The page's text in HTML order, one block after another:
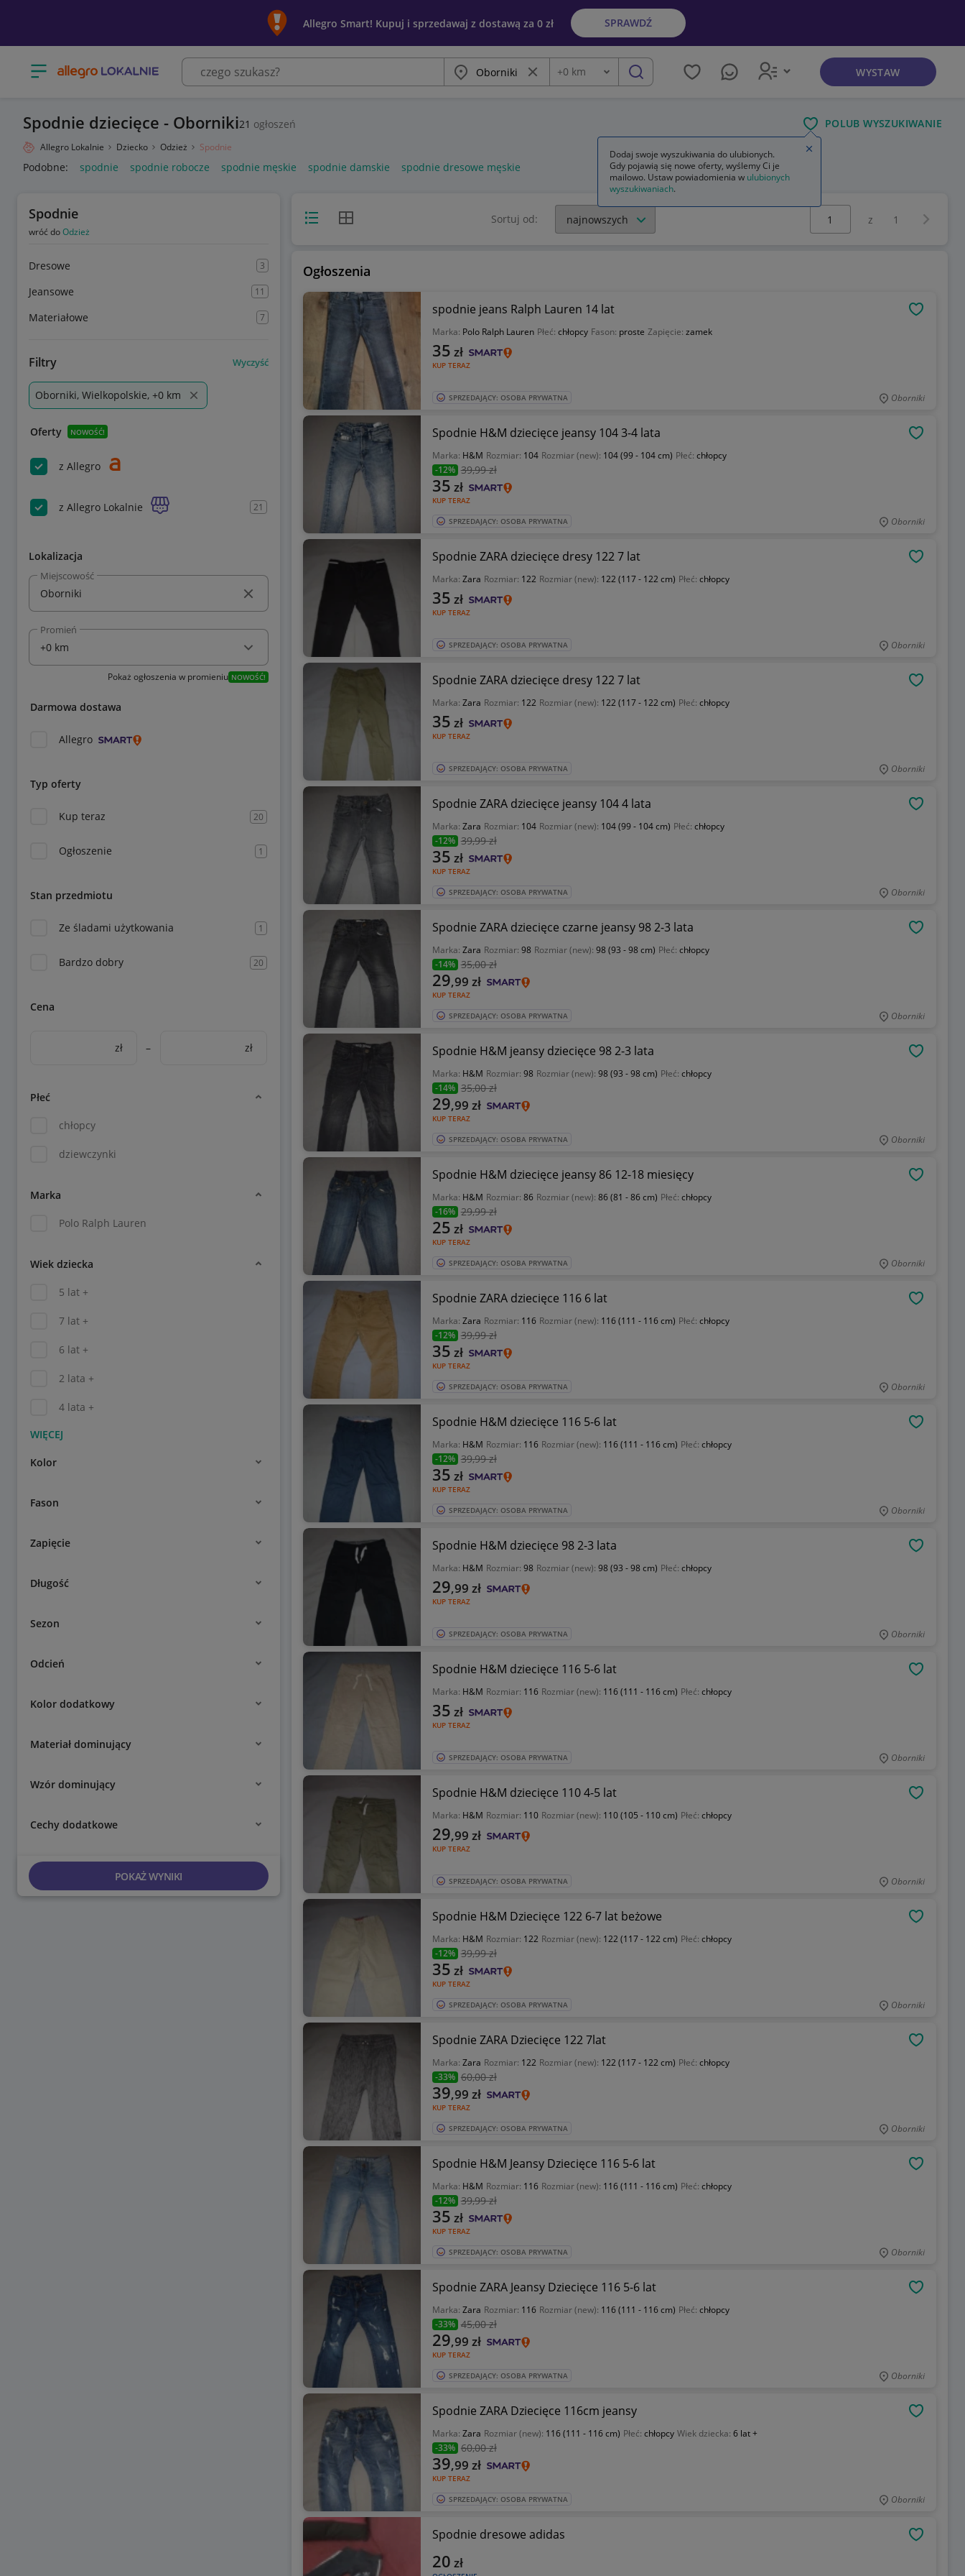
Allegro Smart! Kupuj i sprzedawaj z dostawą za 0 zł SPRAWDŹ
Otwórz menu z kategoriami Miasto Wyczyść frazę
Odległość
+0 km szukaj WYSTAW
Spodnie dziecięce - Oborniki21 ogłoszeń POLUB WYSZUKIWANIE
Allegro Lokalnie Dziecko Odzież Spodnie
Podobne: spodnie spodnie robocze spodnie męskie spodnie damskie spodnie dresowe męskie
Spodnie
wróć doOdzież
Dresowe 3
Jeansowe 11
Materiałowe 7
Filtry Wyczyść
Oborniki, Wielkopolskie, +0 km
Oferty NOWOŚĆ!
z Allegro
z Allegro Lokalnie 21
Lokalizacja
Miejscowość
Promień
Pokaż ogłoszenia w promieniu NOWOŚĆ!
Darmowa dostawa
Allegro
Typ oferty
Kup teraz 20
Ogłoszenie 1
Stan przedmiotu
Ze śladami użytkowania 1
Bardzo dobry 20
Cena
zł – zł
Płeć
chłopcy
dziewczynki
Marka
Polo Ralph Lauren
Wiek dziecka
5 lat +
7 lat +
6 lat +
2 lata +
4 lata +
Kolor
Fason
Zapięcie
Długość
Sezon
Odcień
Kolor dodatkowy
Materiał dominujący
Wzór dominujący
Cechy dodatkowe
POKAŻ WYNIKI
Widok listyWidok siatki Sortuj od:
Wybierz stronę:
z 1
Ogłoszenia
spodnie jeans Ralph Lauren 14 lat
Marka: Polo Ralph Lauren Płeć: chłopcy Fason: proste Zapięcie: zamek
KUP TERAZ
35 zł
SPRZEDAJĄCY: OSOBA PRYWATNA Oborniki
Spodnie H&M dziecięce jeansy 104 3-4 lata
Marka: H&M Rozmiar: 104 Rozmiar (new): 104 (99 - 104 cm) Płeć: chłopcy
-12% 39,99 zł
KUP TERAZ
35 zł
SPRZEDAJĄCY: OSOBA PRYWATNA Oborniki
Spodnie ZARA dziecięce dresy 122 7 lat
Marka: Zara Rozmiar: 122 Rozmiar (new): 122 (117 - 122 cm) Płeć: chłopcy
KUP TERAZ
35 zł
SPRZEDAJĄCY: OSOBA PRYWATNA Oborniki
Spodnie ZARA dziecięce dresy 122 7 lat
Marka: Zara Rozmiar: 122 Rozmiar (new): 122 (117 - 122 cm) Płeć: chłopcy
KUP TERAZ
35 zł
SPRZEDAJĄCY: OSOBA PRYWATNA Oborniki
Spodnie ZARA dziecięce jeansy 104 4 lata
Marka: Zara Rozmiar: 104 Rozmiar (new): 104 (99 - 104 cm) Płeć: chłopcy
-12% 39,99 zł
KUP TERAZ
35 zł
SPRZEDAJĄCY: OSOBA PRYWATNA Oborniki
Spodnie ZARA dziecięce czarne jeansy 98 2-3 lata
Marka: Zara Rozmiar: 98 Rozmiar (new): 98 (93 - 98 cm) Płeć: chłopcy
-14% 35,00 zł
KUP TERAZ
29,99 zł
SPRZEDAJĄCY: OSOBA PRYWATNA Oborniki
Spodnie H&M jeansy dziecięce 98 2-3 lata
Marka: H&M Rozmiar: 98 Rozmiar (new): 98 (93 - 98 cm) Płeć: chłopcy
-14% 35,00 zł
KUP TERAZ
29,99 zł
SPRZEDAJĄCY: OSOBA PRYWATNA Oborniki
Spodnie H&M dziecięce jeansy 86 12-18 miesięcy
Marka: H&M Rozmiar: 86 Rozmiar (new): 86 (81 - 86 cm) Płeć: chłopcy
-16% 29,99 zł
KUP TERAZ
25 zł
SPRZEDAJĄCY: OSOBA PRYWATNA Oborniki
Spodnie ZARA dziecięce 116 6 lat
Marka: Zara Rozmiar: 116 Rozmiar (new): 116 (111 - 116 cm) Płeć: chłopcy
-12% 39,99 zł
KUP TERAZ
35 zł
SPRZEDAJĄCY: OSOBA PRYWATNA Oborniki
Spodnie H&M dziecięce 116 5-6 lat
Marka: H&M Rozmiar: 116 Rozmiar (new): 116 (111 - 116 cm) Płeć: chłopcy
-12% 39,99 zł
KUP TERAZ
35 zł
SPRZEDAJĄCY: OSOBA PRYWATNA Oborniki
Spodnie H&M dziecięce 98 2-3 lata
Marka: H&M Rozmiar: 98 Rozmiar (new): 98 (93 - 98 cm) Płeć: chłopcy
KUP TERAZ
29,99 zł
SPRZEDAJĄCY: OSOBA PRYWATNA Oborniki
Spodnie H&M dziecięce 116 5-6 lat
Marka: H&M Rozmiar: 116 Rozmiar (new): 116 (111 - 116 cm) Płeć: chłopcy
KUP TERAZ
35 zł
SPRZEDAJĄCY: OSOBA PRYWATNA Oborniki
Spodnie H&M dziecięce 110 4-5 lat
Marka: H&M Rozmiar: 110 Rozmiar (new): 110 (105 - 110 cm) Płeć: chłopcy
KUP TERAZ
29,99 zł
SPRZEDAJĄCY: OSOBA PRYWATNA Oborniki
Spodnie H&M Dziecięce 122 6-7 lat beżowe
Marka: H&M Rozmiar: 122 Rozmiar (new): 122 (117 - 122 cm) Płeć: chłopcy
-12% 39,99 zł
KUP TERAZ
35 zł
SPRZEDAJĄCY: OSOBA PRYWATNA Oborniki
Spodnie ZARA Dziecięce 122 7lat
Marka: Zara Rozmiar: 122 Rozmiar (new): 122 (117 - 122 cm) Płeć: chłopcy
-33% 60,00 zł
KUP TERAZ
39,99 zł
SPRZEDAJĄCY: OSOBA PRYWATNA Oborniki
Spodnie H&M Jeansy Dziecięce 116 5-6 lat
Marka: H&M Rozmiar: 116 Rozmiar (new): 116 (111 - 116 cm) Płeć: chłopcy
-12% 39,99 zł
KUP TERAZ
35 zł
SPRZEDAJĄCY: OSOBA PRYWATNA Oborniki
Spodnie ZARA Jeansy Dziecięce 116 5-6 lat
Marka: Zara Rozmiar: 116 Rozmiar (new): 116 (111 - 116 cm) Płeć: chłopcy
-33% 45,00 zł
KUP TERAZ
29,99 zł
SPRZEDAJĄCY: OSOBA PRYWATNA Oborniki
Spodnie ZARA Dziecięce 116cm jeansy
Marka: Zara Rozmiar (new): 116 (111 - 116 cm) Płeć: chłopcy Wiek dziecka: 6 lat +
-33% 60,00 zł
KUP TERAZ
39,99 zł
SPRZEDAJĄCY: OSOBA PRYWATNA Oborniki
Spodnie dresowe adidas
20 zł
Dodaj swoje wyszukiwania do ulubionych.
Gdy pojawią się nowe oferty, wyślemy Ci je
mailowo. Ustaw powiadomienia w ulubionych
wyszukiwaniach.
Zamknij wskazówkę